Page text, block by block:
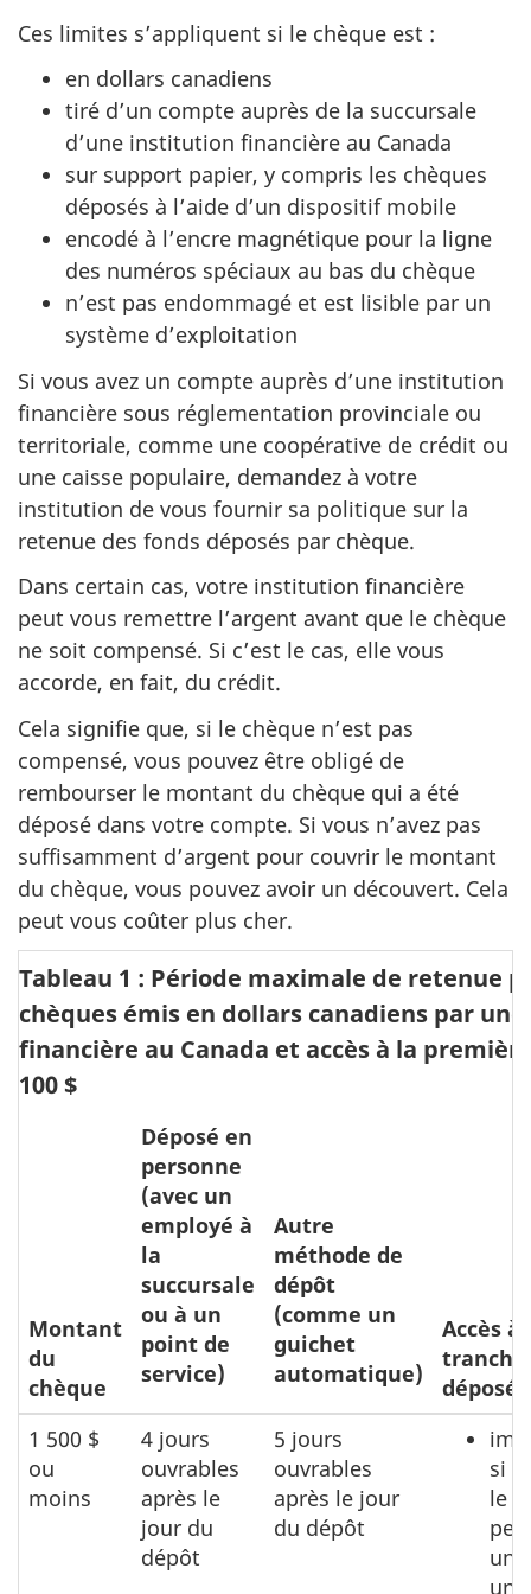
Ces limites s’appliquent si le chèque est :
en dollars canadiens
tiré d’un compte auprès de la succursale
d’une institution financière au Canada
sur support papier, y compris les chèques
déposés à l’aide d’un dispositif mobile
encodé à l’encre magnétique pour la ligne
des numéros spéciaux au bas du chèque
n’est pas endommagé et est lisible par un
système d’exploitation
Si vous avez un compte auprès d’une institution
financière sous réglementation provinciale ou
territoriale, comme une coopérative de crédit ou
une caisse populaire, demandez à votre
institution de vous fournir sa politique sur la
retenue des fonds déposés par chèque.
Dans certain cas, votre institution financière
peut vous remettre l’argent avant que le chèque
ne soit compensé. Si c’est le cas, elle vous
accorde, en fait, du crédit.
Cela signifie que, si le chèque n’est pas
compensé, vous pouvez être obligé de
rembourser le montant du chèque qui a été
déposé dans votre compte. Si vous n’avez pas
suffisamment d’argent pour couvrir le montant
du chèque, vous pouvez avoir un découvert. Cela
peut vous coûter plus cher.
Tableau 1 : Période maximale de retenue
chèques émis en dollars canadiens par
financière au Canada et accès à la
100 $
Montant
du
chèque
Déposé en
personne
(avec un
employé à
la
succursale
ou à un
point de
service)
Autre
méthode de
dépôt
(comme un
guichet
automatique)
Accès
tranche
déposé
1 500 $
ou
moins
4 jours
ouvrables
après le
jour du
dépôt
5 jours
ouvrables
après le jour
du dépôt
si
le
un
un